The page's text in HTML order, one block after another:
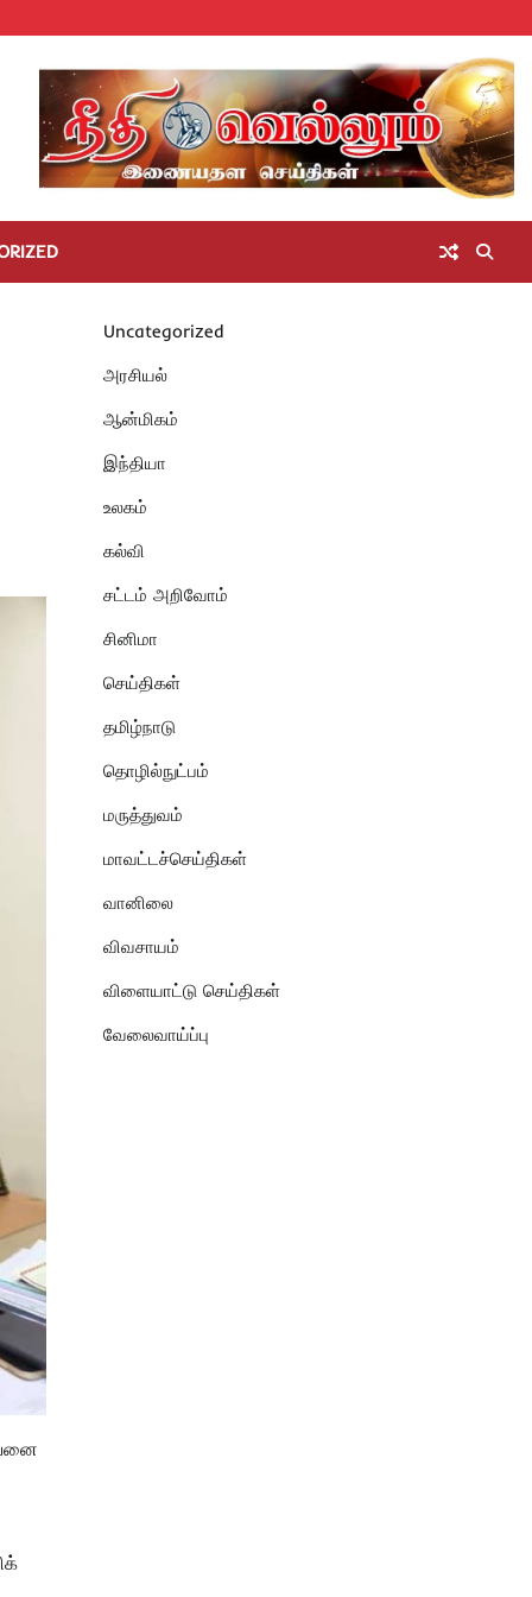
Homeசெய்திகள்
தமிழ்நாடுமாவட்டச்செய்திகள்
அரசியல்ஆன்மிகம்
சட்டம்
அறிவோம்
சினிமா
Uncategorized
அரசியல்
ஆன்மிகம்
இந்தியா
உலகம்
கல்வி
சட்டம் அறிவோம்
சினிமா
செய்திகள்
தமிழ்நாடு
தொழில்நுட்பம்
மருத்துவம்
மாவட்டச்செய்திகள்
வானிலை
விவசாயம்
விளையாட்டு செய்திகள்
வேலைவாய்ப்பு